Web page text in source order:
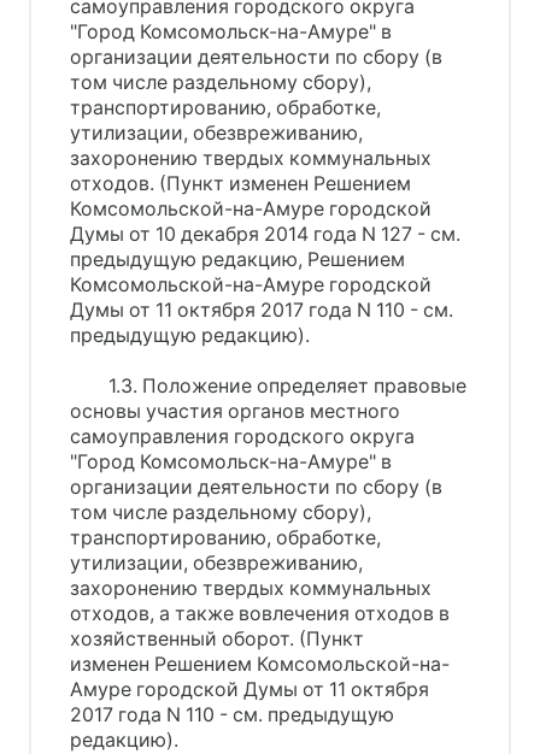
самоуправления городского округа
"Город Комсомольск-на-Амуре" в
организации деятельности по сбору (в
том числе раздельному сбору),
транспортированию, обработке,
утилизации, обезвреживанию,
захоронению твердых коммунальных
отходов. (Пункт изменен Решением
Комсомольской-на-Амуре городской
Думы от 10 декабря 2014 года N 127 - см.
предыдущую редакцию, Решением
Комсомольской-на-Амуре городской
Думы от 11 октября 2017 года N 110 - см.
предыдущую редакцию).
1.3. Положение определяет правовые
основы участия органов местного
самоуправления городского округа
"Город Комсомольск-на-Амуре" в
организации деятельности по сбору (в
том числе раздельному сбору),
транспортированию, обработке,
утилизации, обезвреживанию,
захоронению твердых коммунальных
отходов, а также вовлечения отходов в
хозяйственный оборот. (Пункт
изменен Решением Комсомольской-на-
Амуре городской Думы от 11 октября
2017 года N 110 - см. предыдущую
редакцию).